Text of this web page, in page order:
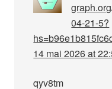
04-21-5?
14 mai 2026 at
qyv8tm